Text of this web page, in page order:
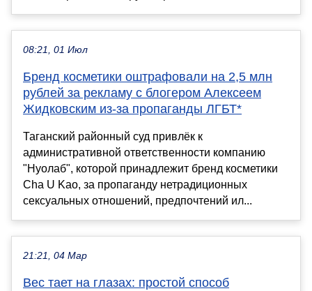
08:21, 01 Июл
Бренд косметики оштрафовали на 2,5 млн
рублей за рекламу с блогером Алексеем
Жидковским из-за пропаганды ЛГБТ*
Таганский районный суд привлёк к
административной ответственности компанию
"Нуолаб", которой принадлежит бренд косметики
Cha U Kao, за пропаганду нетрадиционных
сексуальных отношений, предпочтений ил...
21:21, 04 Мар
Вес тает на глазах: простой способ